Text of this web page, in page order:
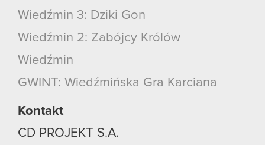
Wiedźmin 3: Dziki Gon
Wiedźmin 2: Zabójcy Królów
Wiedźmin
GWINT: Wiedźmińska Gra Karciana
Kontakt
CD PROJEKT S.A.